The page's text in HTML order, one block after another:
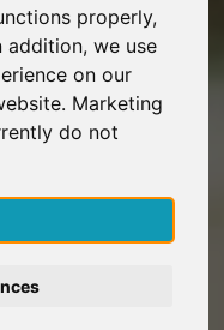
properly,
addition, we use
on our
Marketing
do not
gratis